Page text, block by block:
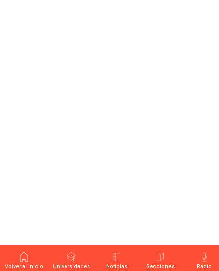
Volver al inicio Universidades Noticias Secciones Radio